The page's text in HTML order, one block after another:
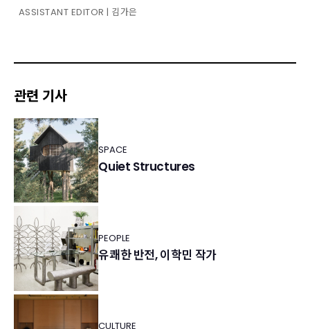
ASSISTANT EDITOR | 김가은
관련 기사
SPACE
Quiet Structures
PEOPLE
유쾌한 반전, 이학민 작가
CULTURE